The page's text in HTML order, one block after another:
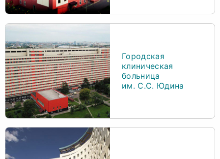
Городская
клиническая
больница
им. С.С. Юдина